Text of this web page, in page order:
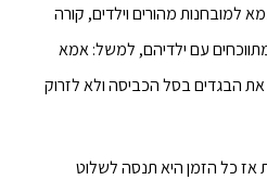
למובחנות מהורים וילדים, קורה
עם ילדיהם, למשל: אמא
הבגדים בסל הכביסה ולא לזרוק
כל הזמן היא תנסה לשלוט